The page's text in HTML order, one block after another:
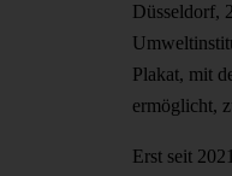
Düsseldorf,
Plakat, mit
ermöglicht,
Erst seit